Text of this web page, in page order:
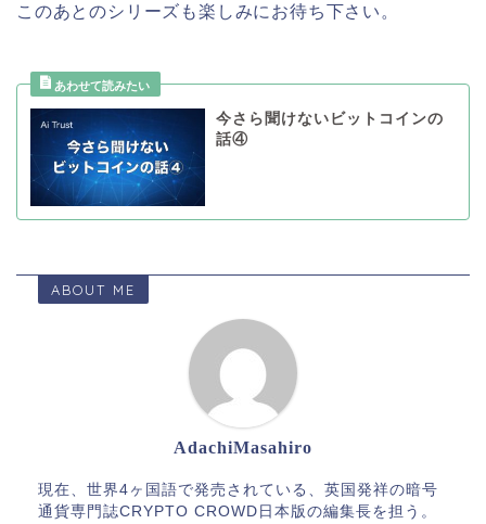
このあとのシリーズも楽しみにお待ち下さい。
今さら聞けないビットコインの
話④
ABOUT ME
AdachiMasahiro
現在、世界4ヶ国語で発売されている、英国発祥の暗号
通貨専門誌CRYPTO CROWD日本版の編集長を担う。